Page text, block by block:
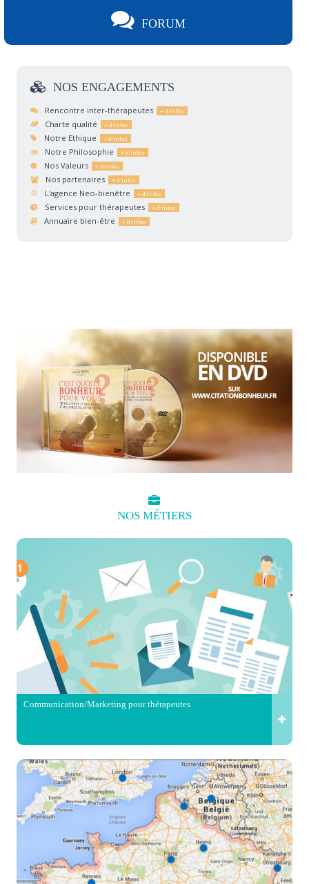
FORUM
NOS ENGAGEMENTS
Rencontre inter-thérapeutes
Charte qualité
Notre Ethique
Notre Philosophie
Nos Valeurs
Nos partenaires
L'agence Neo-bienêtre
Services pour thérapeutes
Annuaire bien-être
NOS MÉTIERS
Communication/Marketing pour thérapeutes